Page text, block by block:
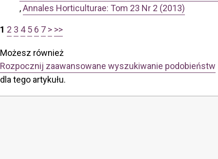
,Annales Horticulturae: Tom 23 Nr 2 (2013)
1 2 3 4 5 6 7 > >>
Możesz również
Rozpocznij zaawansowane wyszukiwanie podobieństw
dla tego artykułu.